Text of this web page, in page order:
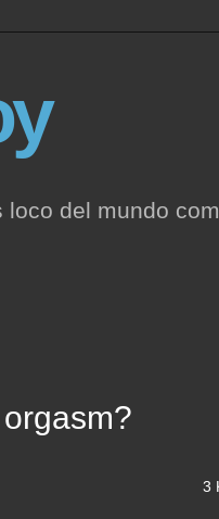
loco del mundo
3